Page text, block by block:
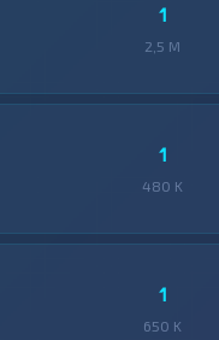
1
2,5 M
1
480 K
1
650 K